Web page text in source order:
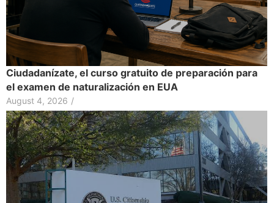
Ciudadanízate, el curso gratuito de preparación para
el examen de naturalización en EUA
August 4, 2026 /